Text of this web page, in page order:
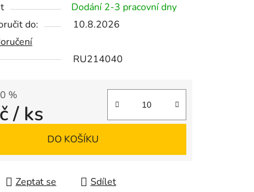
Dodání 2-3 pracovní dny
do:
10.8.2026
RU214040
%
/ ks
DO KOŠÍKU
Zeptat se Sdílet